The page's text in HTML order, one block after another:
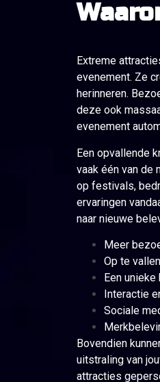
Extreme
evenement. Ze
herinneren.
deze ook
evenement
Een opvallende
vaak één van de
op festivals,
ervaringen
naar nieuwe
Meer
Op te
Een
Interactie
Sociale
Bovendien
uitstraling van
attracties